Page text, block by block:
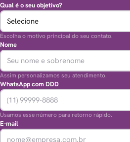
Qual é o seu objetivo?
Escolha o motivo principal do seu contato.
Nome
Assim personalizamos seu atendimento.
WhatsApp com DDD
Usamos esse número para retorno rápido.
E-mail